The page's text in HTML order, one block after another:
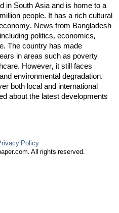
in South Asia and is home to a
people. It has a rich cultural
News from Bangladesh
politics, economics,
The country has made
in areas such as poverty
However, it still faces
environmental degradation.
both local and international
about the latest developments
Policy
All rights reserved.